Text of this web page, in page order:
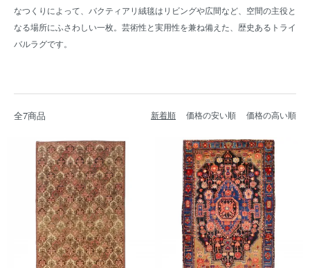
なつくりによって、バクティアリ絨毯はリビングや広間など、空間の主役と
なる場所にふさわしい一枚。芸術性と実用性を兼ね備えた、歴史あるトライ
バルラグです。
全7商品 新着順 価格の安い順 価格の高い順